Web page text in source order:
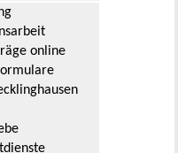
online